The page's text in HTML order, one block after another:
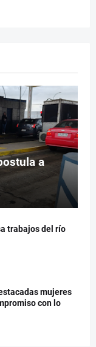
a
trabajos del río
mujeres
con lo